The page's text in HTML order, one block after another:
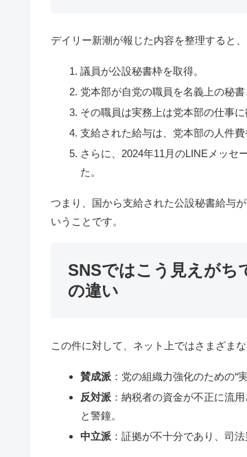
デイリー新潮が報じた内容を整理すると
議員が公設秘書枠を取得。
党本部が自党の職員を名義上の秘書
その職員は実務上は党本部の仕事
支給された給与は、党本部の人件
さらに、2024年11月のLINEメッセ
た。
つまり、国から支給された公設秘書給与
いうことです。
SNSではこう見えが
の違い
この件に対して、ネット上ではさまざま
賛成派 ：党の組織力強化のための“
反対派 ：納税者の資金が不正に流
と警鐘。
中立派 ：証拠が不十分であり、司